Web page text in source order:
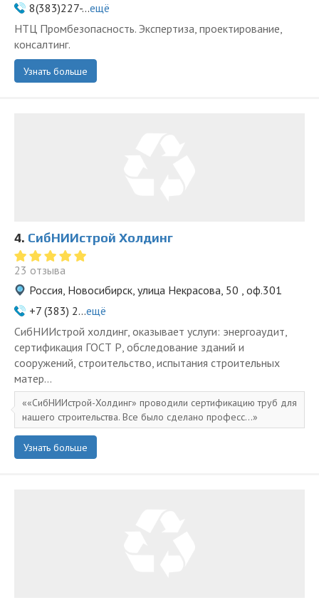
8(383)227-...ещё
НТЦ Промбезопасность. Экспертиза, проектирование,
консалтинг.
Узнать больше
4. СибНИИстрой Холдинг
23 отзыва
Россия, Новосибирск, улица Некрасова, 50 , оф.301
+7 (383) 2...ещё
СибНИИстрой холдинг, оказывает услуги: энергоаудит,
сертификация ГОСТ Р, обследование зданий и
сооружений, строительство, испытания строительных
матер...
«СибНИИстрой-Холдинг» проводили сертификацию труб для
нашего строительства. Все было сделано професс...
Узнать больше